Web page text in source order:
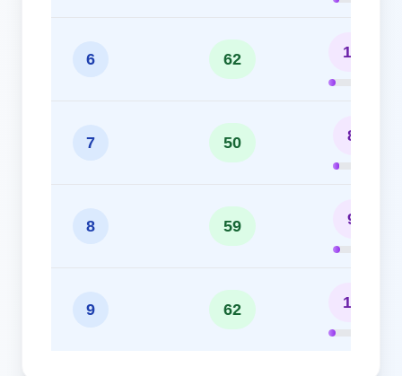
6 62 10.33%
7 50 8.33%
8 59 9.83%
9 62 10.33%